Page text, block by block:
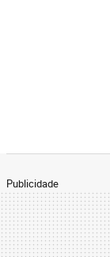
Publicidade